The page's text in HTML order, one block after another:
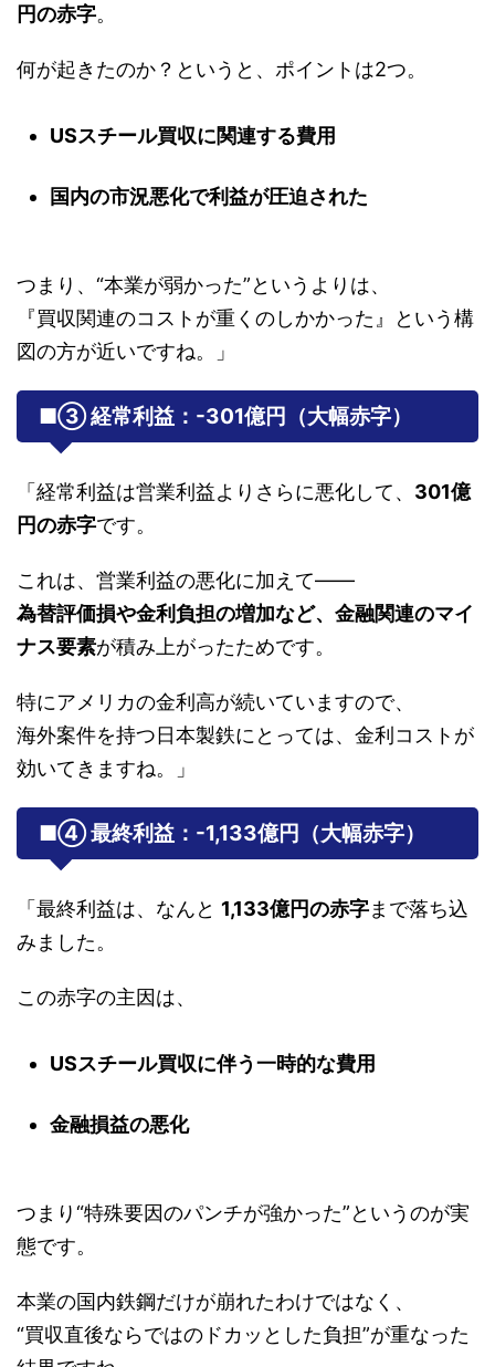
円の赤字。
何が起きたのか？というと、ポイントは2つ。
USスチール買収に関連する費用
国内の市況悪化で利益が圧迫された
つまり、“本業が弱かった”というよりは、
『買収関連のコストが重くのしかかった』という構
図の方が近いですね。」
■③ 経常利益： -301億円（大幅赤字）
「経常利益は営業利益よりさらに悪化して、 301億
円の赤字です。
これは、営業利益の悪化に加えて――
為替評価損や金利負担の増加など、金融関連のマイ
ナス要素が積み上がったためです。
特にアメリカの金利高が続いていますので、
海外案件を持つ日本製鉄にとっては、金利コストが
効いてきますね。」
■④ 最終利益： -1,133億円（大幅赤字）
「最終利益は、なんと 1,133億円の赤字まで落ち込
みました。
この赤字の主因は、
USスチール買収に伴う一時的な費用
金融損益の悪化
つまり“特殊要因のパンチが強かった”というのが実
態です。
本業の国内鉄鋼だけが崩れたわけではなく、
“買収直後ならではのドカッとした負担”が重なった